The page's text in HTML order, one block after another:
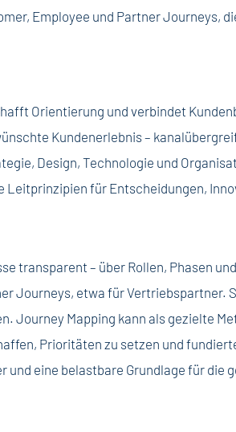
Employee und Partner Journeys,
Orientierung und verbindet
Kundenerlebnis –
Design, Technologie und
für Entscheidungen,
transparent – über Rollen, Phasen
Journeys, etwa für
Journey Mapping kann als gezielte
Prioritäten zu setzen und
und eine belastbare Grundlage für